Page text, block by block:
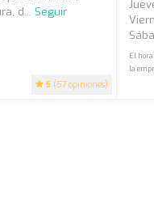
5 (57 opiniones)
d... Seguir
El
la